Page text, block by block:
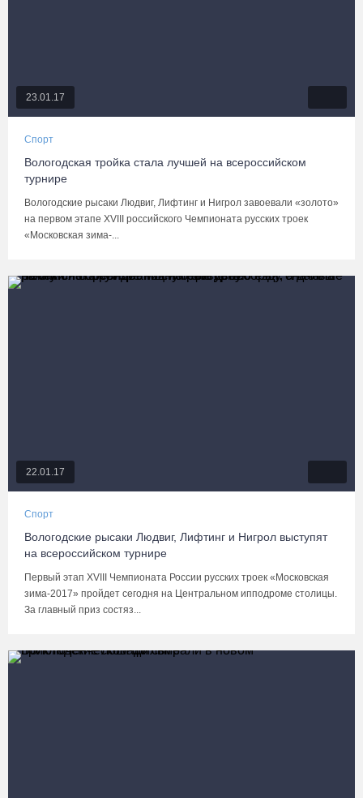
23.01.17
Спорт
Вологодская тройка стала лучшей на всероссийском
турнире
Вологодские рысаки Людвиг, Лифтинг и Нигрол завоевали «золото»
на первом этапе XVIII российского Чемпионата русских троек
«Московская зима-...
22.01.17
Спорт
Вологодские рысаки Людвиг, Лифтинг и Нигрол выступят
на всероссийском турнире
Первый этап XVIII Чемпионата России русских троек «Московская
зима-2017» пройдет сегодня на Центральном ипподроме столицы.
За главный приз состяз...